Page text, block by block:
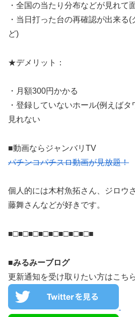
・全国の当たり分布などが見
・当日打った台の再確認が出来る
ど)
★デメリット：
・月額300円かかる
・登録していないホール(例えば
見れない
■動画ならジャンバリTV
パチンコパチスロ動画が見放題！
個人的には木村魚拓さん、ジロウ
藤舞さんなどが好きです。
■□■□■□■□■□■□■□■□■
■みるみーブログ
更新通知を受け取りたい方は